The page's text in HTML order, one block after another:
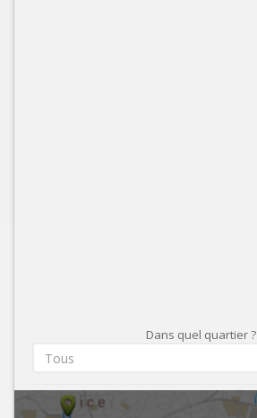
Dans quel quartier ?
Tous